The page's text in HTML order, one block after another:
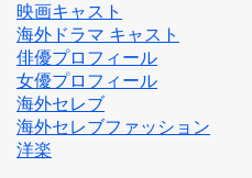
映画キャスト
海外ドラマ キャスト
俳優プロフィール
女優プロフィール
海外セレブ
海外セレブファッション
洋楽